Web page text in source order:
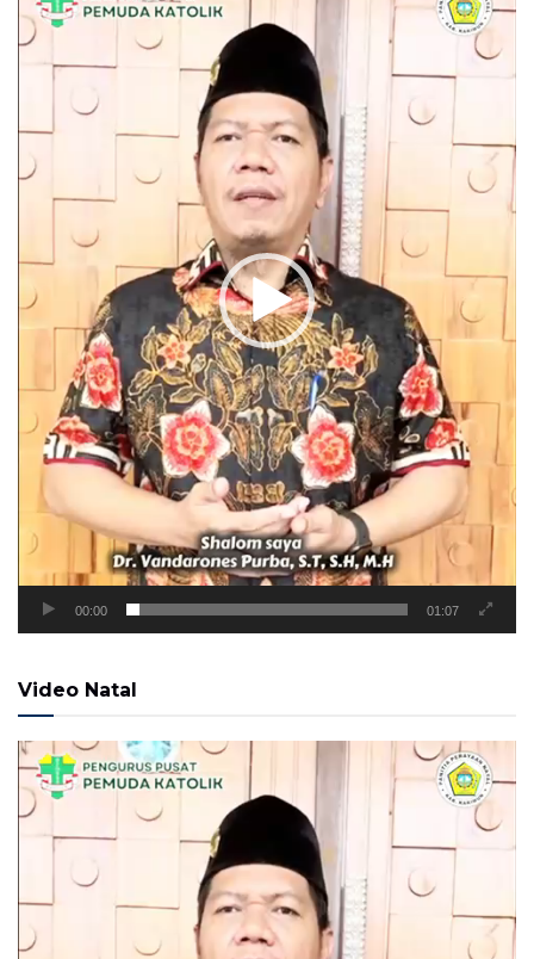
Video
00:00 01:07
Video Natal
Pemutar
Video